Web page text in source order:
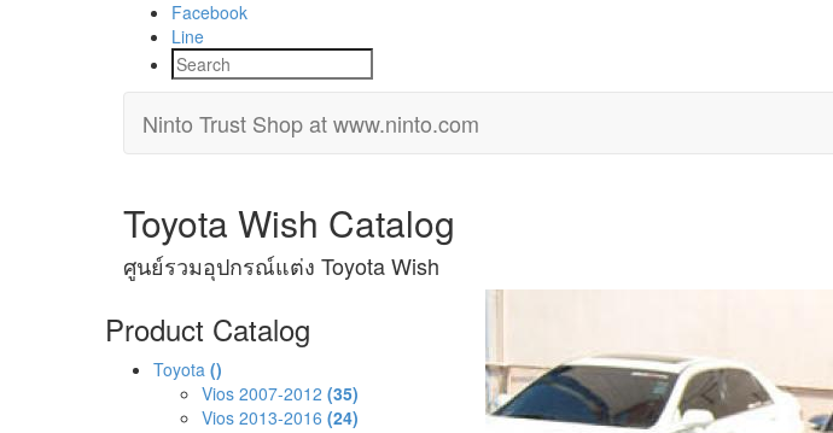
Facebook
Line
Ninto Trust Shopat www.ninto.com
Toyota Wish Catalog
ศูนย์รวมอุปกรณ์แต่ง Toyota Wish
Product Catalog
Toyota ()
Vios 2007-2012 (35)
Vios 2013-2016 (24)